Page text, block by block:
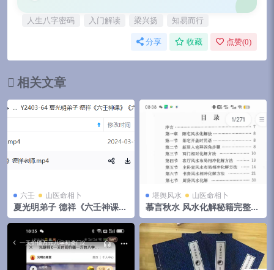
人生八字密码 入门解读 梁兴扬 知易而行
分享 收藏 点赞(0)
相关文章
六壬 山医命相卜
夏光明弟子 德祥《六壬神课》
《六壬预测学案例集锦》
堪舆风水 山医命相卜
慕言秋水 风水化解秘籍完整版
最全风水化解秘籍 风水化解大
全秘籍